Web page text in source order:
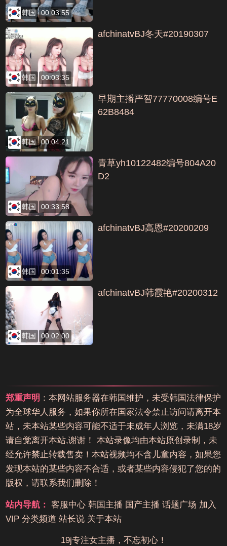
韩国 00:03:55
韩国 00:03:35
afchinatvBJ冬天#20190307
韩国 00:04:21
早期主播严智77770008编号E
62B8484
韩国 00:33:58
青草yh10122482编号804A20
D2
韩国 00:01:35
afchinatvBJ高恩#20200209
韩国 00:02:00
afchinatvBJ韩霞艳#20200312
郑重声明 ：本网站服务器在韩国维护，未受韩国法律保护
为全球华人服务，如果你所在国家法令禁止访问请离开本
站，未本站某些内容可能不适于未成年人浏览，未满18岁
请自觉离开本站,谢谢！ 本站录像均由本站原创录制，未
经允许禁止转载售卖！本站视频均不含儿童内容，如果您
发现本站的某些内容不合适，或者某些内容侵犯了您的的
版权，请联系我们删除！
站内导航： 客服中心 韩国主播 国产主播 话题广场 加入
VIP 分类频道 站长说 关于本站
19j专注女主播，不忘初心！